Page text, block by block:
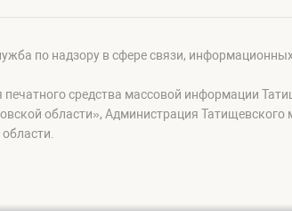
по надзору в сфере связи,
средства массовой информации
области», Администрация